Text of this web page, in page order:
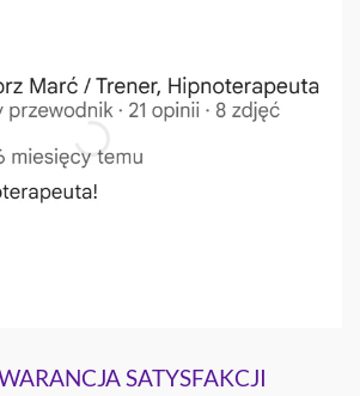
SATYSFAKCJI